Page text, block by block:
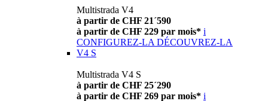
Multistrada V4
à partir de CHF 21´590
à partir de CHF 229 par mois* i
CONFIGUREZ-LA DÉCOUVREZ-LA
V4 S
Multistrada V4 S
à partir de CHF 25´290
à partir de CHF 269 par mois* i